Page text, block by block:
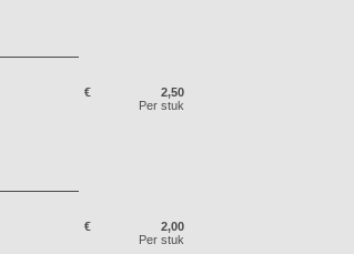
€
2,50
Per stuk
€
2,00
Per stuk